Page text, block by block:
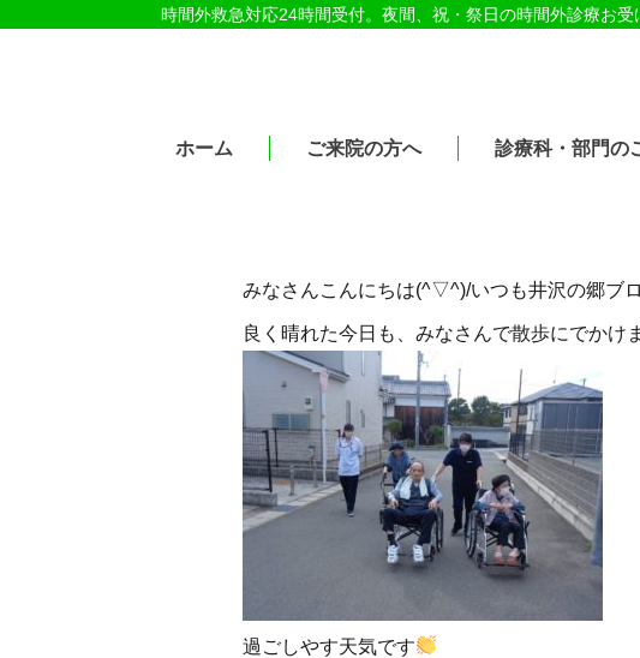
時間外救急対応24時間受付。夜間、祝・祭日の時間外診療お受
ホーム ご来院の方へ 診療科・部門の
みなさんこんにちは(^▽^)/いつも井沢の郷ブ
良く晴れた今日も、みなさんで散歩にでかけ
過ごしやす天気です